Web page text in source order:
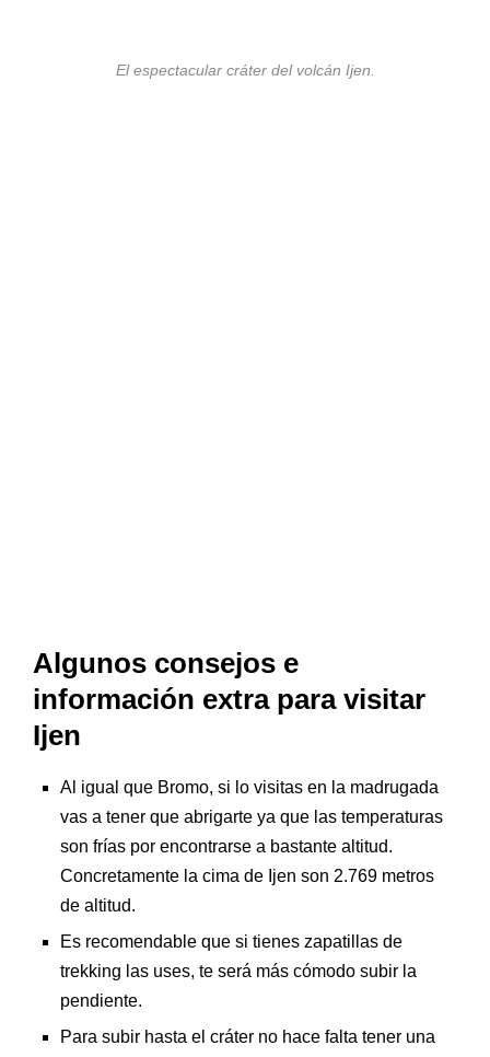
El espectacular cráter del volcán Ijen.
Algunos consejos e
información extra para visitar
Ijen
Al igual que Bromo, si lo visitas en la madrugada
vas a tener que abrigarte ya que las temperaturas
son frías por encontrarse a bastante altitud.
Concretamente la cima de Ijen son 2.769 metros
de altitud.
Es recomendable que si tienes zapatillas de
trekking las uses, te será más cómodo subir la
pendiente.
Para subir hasta el cráter no hace falta tener una